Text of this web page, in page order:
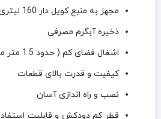
مجهز به منبع کویل دار 160 لیتری
ذخیره آبگرم مصرفی
اشغال فضای کم ( حدود 1.5 متر مربع )
کیفیت و قدرت بالای قطعات
نصب و راه اندازی آسان
قطر کم دودکش و قابلیت